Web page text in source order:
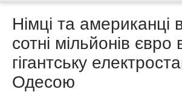
Німці та американці
сотні мільйонів євро
гігантську
Одесою